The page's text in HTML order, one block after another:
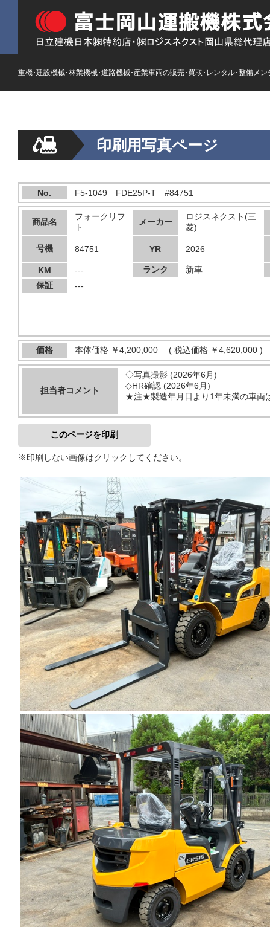
重機･建設機械･林業機械･道路機械･産業車両の販売･買取･レンタル･整備メン
印刷用写真ページ
No. F5-1049 FDE25P-T #84751
商品名
フォークリフ
ト
メーカー
ロジスネクスト(三
菱)
号機 84751 YR 2026
KM --- ランク
新車
保証
---
価格 本体価格 ￥4,200,000 ( 税込価格 ￥4,620,000 )
担当者コメント
◇写真撮影 (2026年6月)
◇HR確認 (2026年6月)
★注★製造年月日より1年未満の車両
このページを印刷
※印刷しない画像はクリックしてください。